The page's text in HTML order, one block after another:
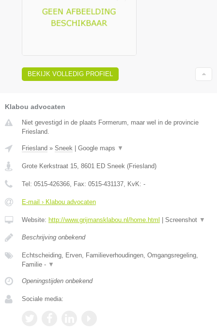
BEKIJK VOLLEDIG PROFIEL
Klabou advocaten
Niet gevestigd in de plaats Formerum, maar wel in de provincie
Friesland.
Friesland » Sneek | Google maps ▼
Grote Kerkstraat 15 8601 ED Sneek (Friesland)
Tel: 0515-426366 , Fax: 0515-431137 , KvK: -
E-mail › Klabou advocaten
Website: http://www.grijmansklabou.nl/home.html | Screenshot ▼
Beschrijving onbekend
Echtscheiding, Erven, Familieverhoudingen, Omgangsregeling,
Familie - ▼
Openingstijden onbekend
Sociale media: